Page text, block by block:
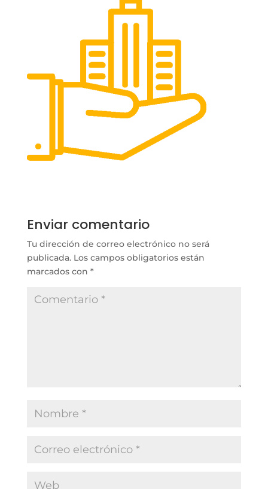
Enviar comentario
Tu dirección de correo electrónico no será
publicada. Los campos obligatorios están
marcados con *